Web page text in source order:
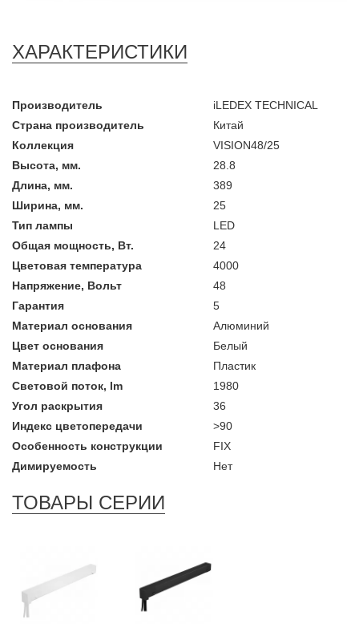
ХАРАКТЕРИСТИКИ
Производитель
iLEDEX TECHNICAL
Страна производитель
Китай
Коллекция
VISION48/25
Высота, мм.
28.8
Длина, мм.
389
Ширина, мм.
25
Тип лампы
LED
Общая мощность, Вт.
24
Цветовая температура
4000
Напряжение, Вольт
48
Гарантия
5
Материал основания
Алюминий
Цвет основания
Белый
Материал плафона
Пластик
Световой поток, lm
1980
Угол раскрытия
36
Индекс цветопередачи
>90
Особенность конструкции
FIX
Димируемость
Нет
ТОВАРЫ СЕРИИ